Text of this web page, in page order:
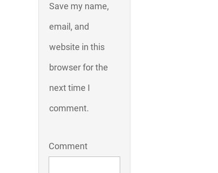
Save my name,
email, and
website in this
browser for the
next time I
comment.
Comment